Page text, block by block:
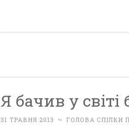
Я бачив у світі
31 ТРАВНЯ 2013 ~ ГОЛОВА СПІЛКИ